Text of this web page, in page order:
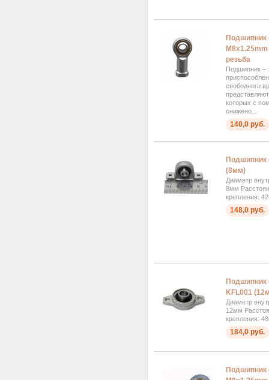
Подшипник
M8x1.25mm
резьба
Подшипник –
свободного
которых с
снижено...
140,0 руб.
Подшипник
(8мм)
Диаметр
8мм
крепления:
148,0 руб.
Подшипник
KFL001
Диаметр
12мм
крепления:
184,0 руб.
Подшипник